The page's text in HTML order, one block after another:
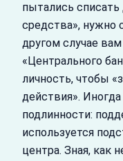
пытались
средства», нужно
другом случае
«Центрального
личность, чтобы
действия».
подлинности:
используется
центра. Зная, как